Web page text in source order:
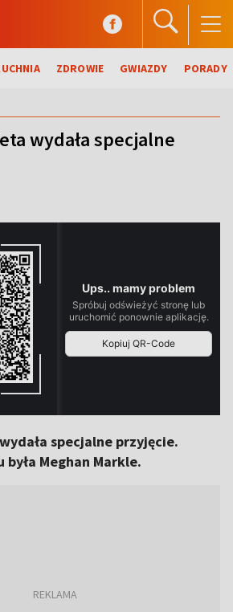
ZDROWIE GWIAZDY PORADY
wydała specjalne
specjalne przyjęcie.
Meghan Markle.